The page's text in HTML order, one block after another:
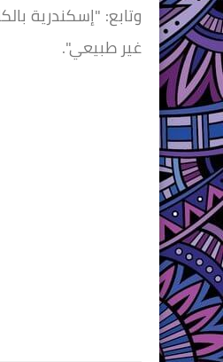
وتابع: "إسكندرية
غير طبيعي".